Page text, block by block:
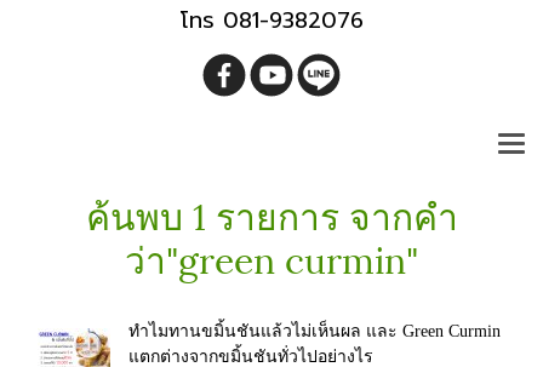
โทร 081-9382076
ค้นพบ 1 รายการ จากคำ
ว่า"green curmin"
ทำไมทานขมิ้นชันแล้วไม่เห็นผล และ Green Curmin
แตกต่างจากขมิ้นชันทั่วไปอย่างไร